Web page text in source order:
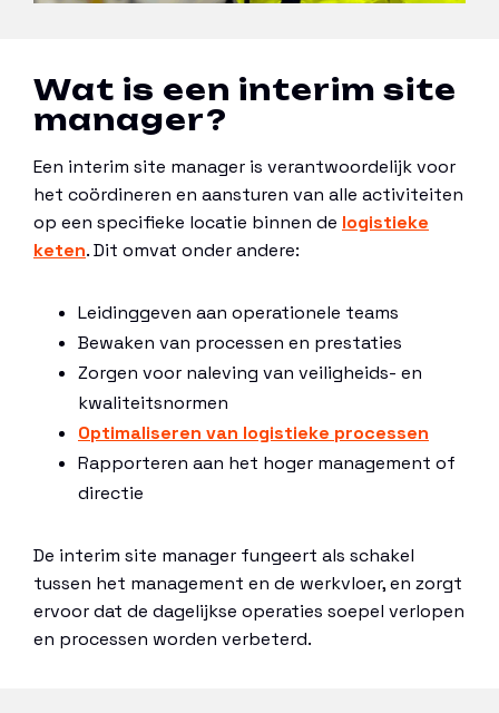
Wat is een interim site
manager?
Een interim site manager is verantwoordelijk voor
het coördineren en aansturen van alle activiteiten
op een specifieke locatie binnen de logistieke
keten. Dit omvat onder andere:
Leidinggeven aan operationele teams
Bewaken van processen en prestaties
Zorgen voor naleving van veiligheids- en
kwaliteitsnormen
Optimaliseren van logistieke processen
Rapporteren aan het hoger management of
directie
De interim site manager fungeert als schakel
tussen het management en de werkvloer, en zorgt
ervoor dat de dagelijkse operaties soepel verlopen
en processen worden verbeterd.